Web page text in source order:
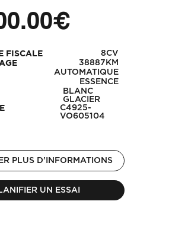
FISCALE 8CV
38887KM
AUTOMATIQUE
ESSENCE
BLANC
GLACIER
C4925-
VO605104
PLUS D'INFORMATIONS
UN ESSAI